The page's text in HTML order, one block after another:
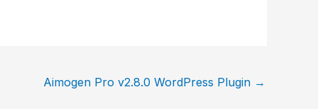
Aimogen Pro v2.8.0 WordPress Plugin →